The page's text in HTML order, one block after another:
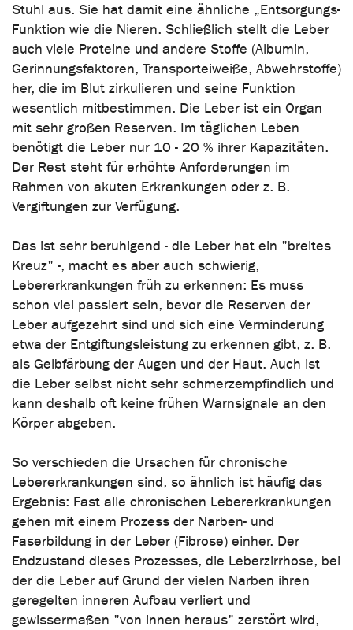
Stuhl aus. Sie hat damit eine ähnliche „Entsorgungs-
Funktion wie die Nieren. Schließlich stellt die Leber
auch viele Proteine und andere Stoffe (Albumin,
Gerinnungsfaktoren, Transporteiweiße, Abwehrstoffe)
her, die im Blut zirkulieren und seine Funktion
wesentlich mitbestimmen. Die Leber ist ein Organ
mit sehr großen Reserven. Im täglichen Leben
benötigt die Leber nur 10 - 20 % ihrer Kapazitäten.
Der Rest steht für erhöhte Anforderungen im
Rahmen von akuten Erkrankungen oder z. B.
Vergiftungen zur Verfügung.
Das ist sehr beruhigend - die Leber hat ein "breites
Kreuz" -, macht es aber auch schwierig,
Lebererkrankungen früh zu erkennen: Es muss
schon viel passiert sein, bevor die Reserven der
Leber aufgezehrt sind und sich eine Verminderung
etwa der Entgiftungsleistung zu erkennen gibt, z. B.
als Gelbfärbung der Augen und der Haut. Auch ist
die Leber selbst nicht sehr schmerzempfindlich und
kann deshalb oft keine frühen Warnsignale an den
Körper abgeben.
So verschieden die Ursachen für chronische
Lebererkrankungen sind, so ähnlich ist häufig das
Ergebnis: Fast alle chronischen Lebererkrankungen
gehen mit einem Prozess der Narben- und
Faserbildung in der Leber (Fibrose) einher. Der
Endzustand dieses Prozesses, die Leberzirrhose, bei
der die Leber auf Grund der vielen Narben ihren
geregelten inneren Aufbau verliert und
gewissermaßen "von innen heraus" zerstört wird,